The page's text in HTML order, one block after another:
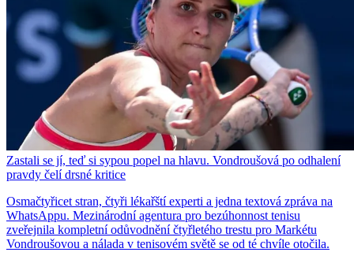
Zastali se jí, teď si sypou popel na hlavu. Vondroušová po odhalení
pravdy čelí drsné kritice
Osmačtyřicet stran, čtyři lékařští experti a jedna textová zpráva na
WhatsAppu. Mezinárodní agentura pro bezúhonnost tenisu
zveřejnila kompletní odůvodnění čtyřletého trestu pro Markétu
Vondroušovou a nálada v tenisovém světě se od té chvíle otočila.